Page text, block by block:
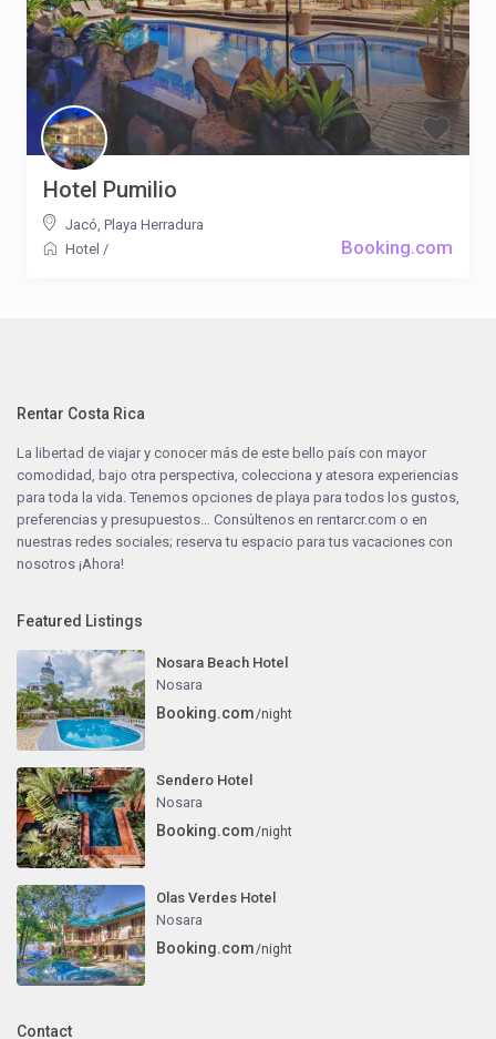
Booking.com
Hotel Pumilio
Jacó, Playa Herradura
Hotel /
Rentar Costa Rica
La libertad de viajar y conocer más de este bello país con mayor
comodidad, bajo otra perspectiva, colecciona y atesora experiencias
para toda la vida. Tenemos opciones de playa para todos los gustos,
preferencias y presupuestos… Consúltenos enrentarcr.com o en
nuestras redes sociales; reserva tu espacio para tus vacaciones con
nosotros ¡Ahora!
Featured Listings
Nosara Beach Hotel
Nosara
Booking.com/night
Sendero Hotel
Nosara
Booking.com/night
Olas Verdes Hotel
Nosara
Booking.com/night
Contact